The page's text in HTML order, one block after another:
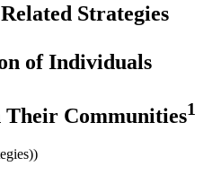
Strategies
of Individuals
Their Communities1